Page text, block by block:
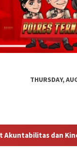
THURSDAY,
Sat Samapta Polres